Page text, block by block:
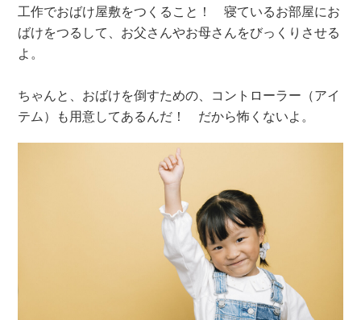
工作でおばけ屋敷をつくること！ 寝ているお部屋にお
ばけをつるして、お父さんやお母さんをびっくりさせる
よ。
ちゃんと、おばけを倒すための、コントローラー（アイ
テム）も用意してあるんだ！ だから怖くないよ。